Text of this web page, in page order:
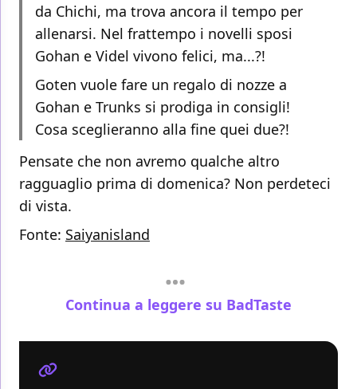
da Chichi, ma trova ancora il tempo per
allenarsi. Nel frattempo i novelli sposi
Gohan e Videl vivono felici, ma...?!
Goten vuole fare un regalo di nozze a
Gohan e Trunks si prodiga in consigli!
Cosa sceglieranno alla fine quei due?!
Pensate che non avremo qualche altro
ragguaglio prima di domenica? Non perdeteci
di vista.
Fonte: Saiyanisland
Continua a leggere su BadTaste